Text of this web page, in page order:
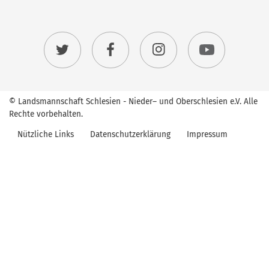
© Landsmannschaft Schlesien - Nieder– und Oberschlesien e.V. Alle
Rechte vorbehalten.
Nützliche Links
Datenschutzerklärung Impressum